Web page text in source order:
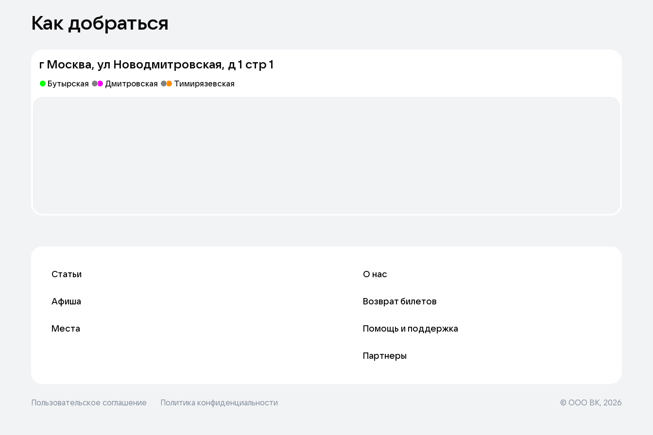
Как добраться
г Москва, ул Новодмитровская, д 1 стр 1
Бутырская Дмитровская Тимирязевская
Статьи
Афиша
Места
О нас
Возврат билетов
Помощь и поддержка
Партнеры
Пользовательское соглашение Политика конфиденциальности © ООО ВК, 2026